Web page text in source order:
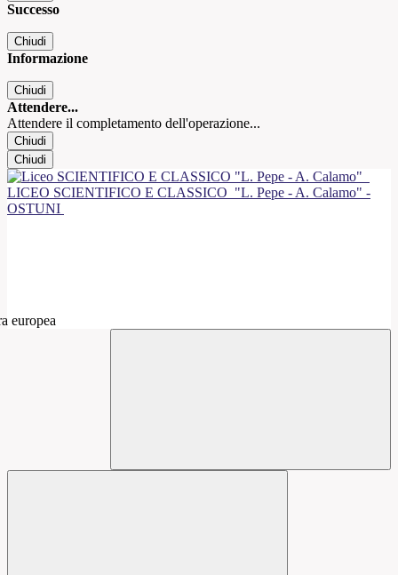
Successo
Chiudi
Informazione
Chiudi
Attendere...
Attendere il completamento dell'operazione...
Chiudi
Chiudi
LICEO SCIENTIFICO E CLASSICO "L. Pepe - A. Calamo" -
OSTUNI